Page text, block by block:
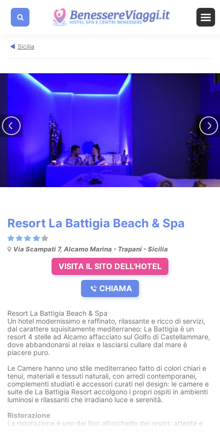
Sicilia
Resort La Battigia Beach & Spa
Via Scampati 7, Alcamo Marina - Trapani - Sicilia
VISITA IL SITO DELL'HOTEL
CHIAMA
Resort La Battigia Beach & Spa
Un hotel modernissimo e raffinato, rilassante e ricco di servizi,
dal carattere squisitamente mediterraneo: La Battigia è un
resort 4 stelle ad Alcamo affacciato sul Golfo di Castellammare,
dove abbandonarsi al relax e lasciarsi cullare dal mare è
piacere puro.
Le Camere hanno uno stile mediterraneo fatto di colori chiari e
tenui, materiali e tessuti naturali, con arredi contemporanei,
complementi studiati e accessori curati nel design: le camere e
suite de La Battigia Resort accolgono i propri ospiti in ambienti
luminosi e rilassanti che irradiano luce e serenità.
Ristorazione
La ristorazione è uno dei fiori all’occhiello del resort: attenta e